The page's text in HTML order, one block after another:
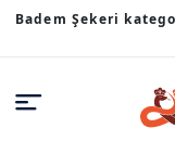
Badem Şekeri